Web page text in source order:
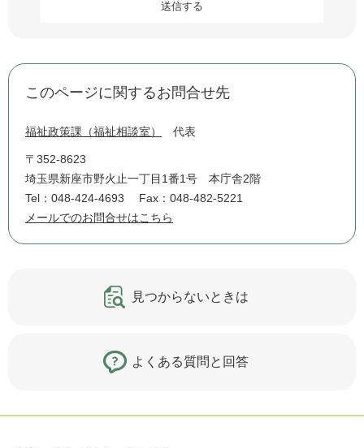
このページに関するお問合せ先
福祉政策課（福祉相談室） 代表
〒352-8623
埼玉県新座市野火止一丁目1番1号 本庁舎2階
Tel：048-424-4693
Fax：048-482-5221
メールでのお問合せはこちら
見つからないときは
よくある質問と回答